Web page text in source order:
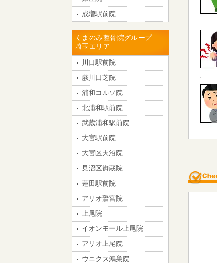
成増駅前院
くまのみ整骨院グループ
埼玉エリア
川口駅前院
蕨川口芝院
浦和コルソ院
北浦和駅前院
武蔵浦和駅前院
大宮駅前院
大宮区天沼院
見沼区御蔵院
蓮田駅前院
アリオ鷲宮院
上尾院
イオンモール上尾院
アリオ上尾院
ウニクス鴻巣院